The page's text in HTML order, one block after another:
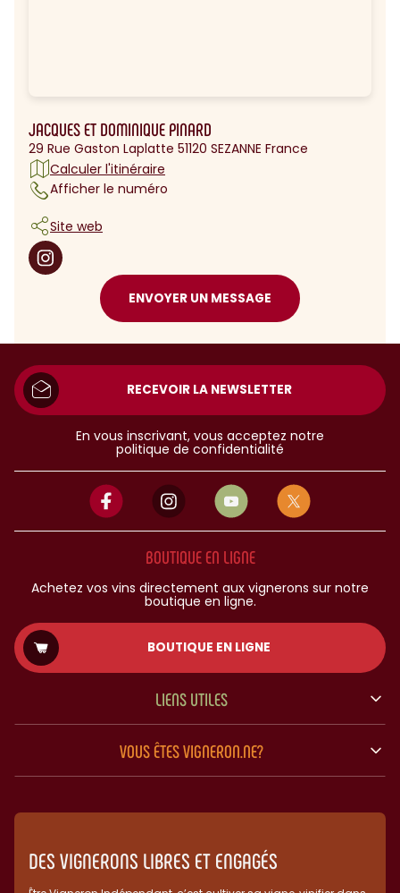
JACQUES ET DOMINIQUE PINARD
29 Rue Gaston Laplatte 51120 SEZANNE France
Calculer l'itinéraire
Afficher le numéro
Site web
ENVOYER UN MESSAGE
RECEVOIR LA NEWSLETTER
En vous inscrivant, vous acceptez notre
politique de confidentialité
BOUTIQUE EN LIGNE
Achetez vos vins directement aux vignerons sur notre
boutique en ligne.
BOUTIQUE EN LIGNE
LIENS UTILES
VOUS ÊTES VIGNERON.NE?
DES VIGNERONS LIBRES ET ENGAGÉS